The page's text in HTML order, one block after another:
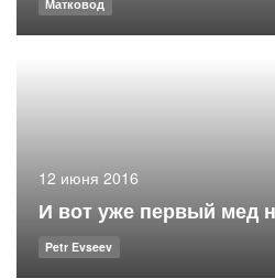
Матковод
12 июня 2016
И вот уже первый мед
Petr Evseev